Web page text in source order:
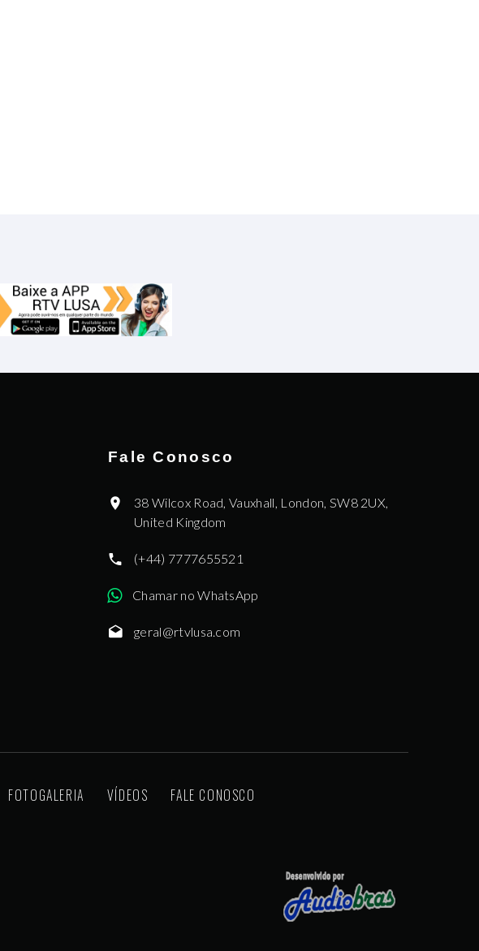
Fale Conosco
38 Wilcox Road, Vauxhall, London, SW8 2UX,
United Kingdom
(+44) 7777655521
Chamar no WhatsApp
geral@rtvlusa.com
FOTOGALERIA VÍDEOS FALE CONOSCO